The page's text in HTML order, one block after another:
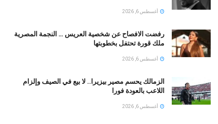
أغسطس 6, 2026
رفضت الافصاح عن شخصية العريس … النجمة المصرية
ملك قورة تحتفل بخطوبتها
أغسطس 6, 2026
الزمالك يحسم مصير بيزيرا.. لا بيع في الصيف وإلزام
اللاعب بالعودة فورا
أغسطس 6, 2026